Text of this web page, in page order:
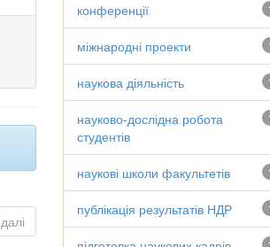
далі
конференції
міжнародні проекти
наукова діяльність
науково-дослідна робота
студентів
наукові школи факультетів
публікація результатів НДР